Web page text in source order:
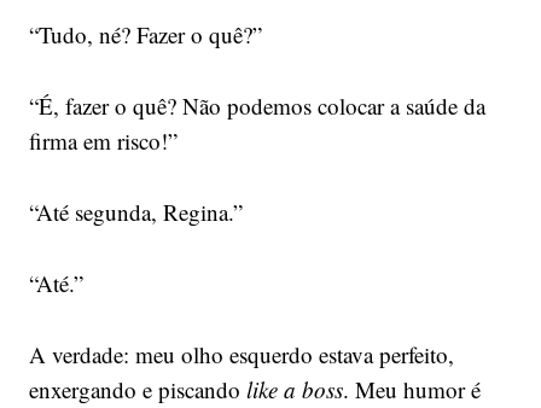
“Tudo, né? Fazer o quê?”
“É, fazer o quê? Não podemos colocar a saúde da
firma em risco!”
“Até segunda, Regina.”
“Até.”
A verdade: meu olho esquerdo estava perfeito,
enxergando e piscando like a boss. Meu humor é